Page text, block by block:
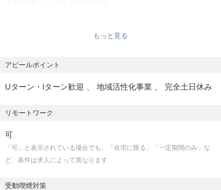
・小規模組織ならではの裁量と柔軟な技術判断ができる環
・核融合・加速器関連装置の経験
・低温計測・センサー開発経験
■求める人物像
ロセスを楽しみながら取り組める方
・正解のない課題に対して、論理的思考と仮説検証を通じ
て解決策を導き出せる方
・周囲のメンバーと連携しながら、業務を推進できる方
もっと見る
アピールポイント
Uターン・Iターン歓迎 地域活性化事業 完全土日休み
リモートワーク
可
「可」と表示されている場合でも、「在宅に限る」「一定期間のみ」な
ど、条件は求人によって異なります
受動喫煙対策